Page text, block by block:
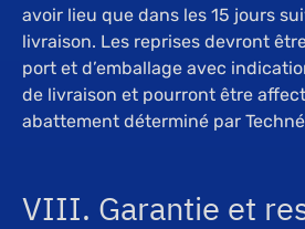
avoir lieu que dans les 15 jours
livraison. Les reprises devront
port et d’emballage avec
de livraison et pourront être
abattement déterminé par
VIII. Garantie et